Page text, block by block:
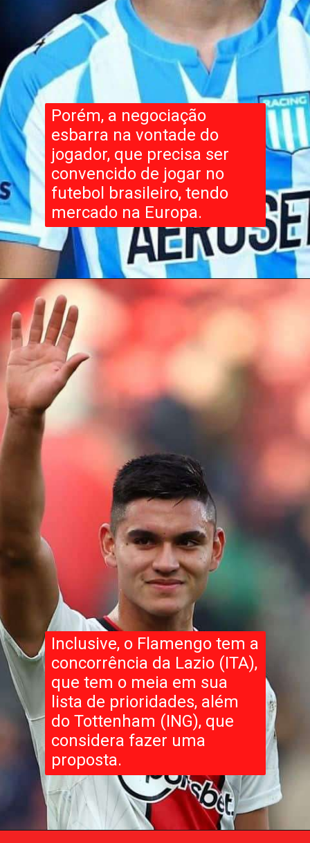
Porém, a negociação
esbarra na vontade do
jogador, que precisa ser
convencido de jogar no
futebol brasileiro, tendo
mercado na Europa.
Inclusive, o Flamengo tem a
concorrência da Lazio (ITA),
que tem o meia em sua
lista de prioridades, além
do Tottenham (ING), que
considera fazer uma
proposta.